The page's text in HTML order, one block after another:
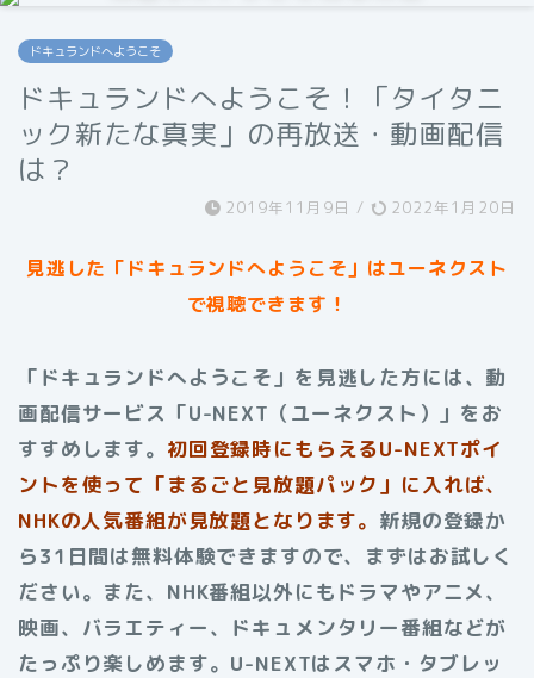
ドキュランドへようこそ
ドキュランドへようこそ！「タイタニ
ック新たな真実」の再放送・動画配信
は？
2019年11月9日 / 2022年1月20日
見逃した「ドキュランドへようこそ」はユーネクスト
で視聴できます！
「ドキュランドへようこそ」を見逃した方には、動
画配信サービス「U-NEXT（ユーネクスト）」をお
すすめします。 初回登録時にもらえるU-NEXTポイ
ントを使って「まるごと見放題パック」に入れば、
NHKの人気番組が見放題となります。 新規の登録か
ら31日間は無料体験できますので、まずはお試しく
ださい。また、NHK番組以外にもドラマやアニメ、
映画、バラエティー、ドキュメンタリー番組などが
たっぷり楽しめます。U-NEXTはスマホ・タブレッ